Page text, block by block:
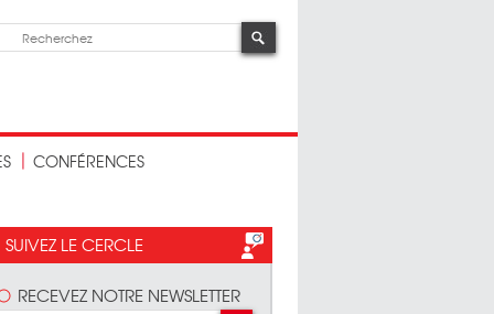
CONFÉRENCES
SUIVEZ LE CERCLE
RECEVEZ NOTRE NEWSLETTER